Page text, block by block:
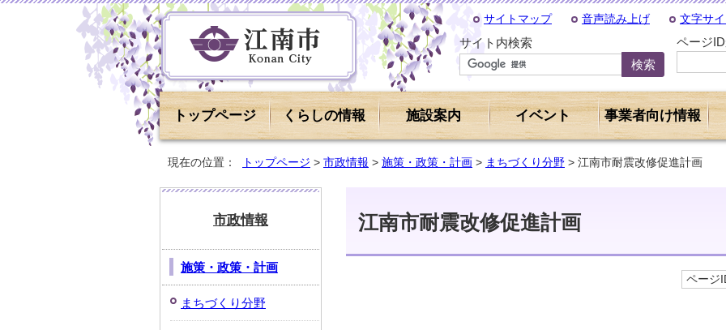
サイトマップ 音声読み上げ 文字サ
サイト内検索 ページ
トップページ くらしの情報 施設案内 イベント 事業者向け情報
現在の位置： トップページ > 市政情報 > 施策・政策・計画 > まちづくり分野 > 江南市耐震改修促進計画
江南市耐震改修促進計画
ページ
市政情報
施策・政策・計画
まちづくり分野